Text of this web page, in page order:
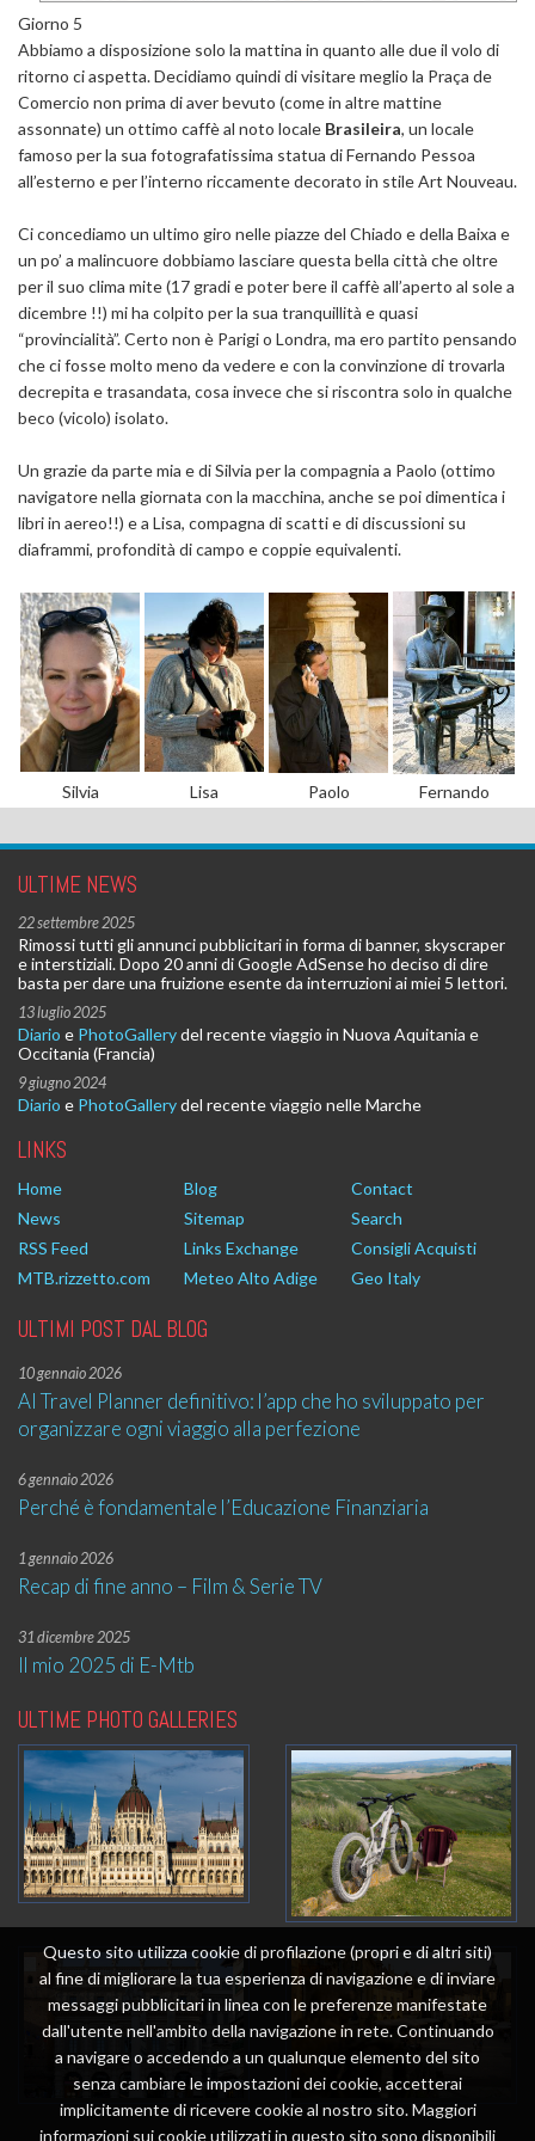
Giorno 5
Abbiamo a disposizione solo la mattina in quanto alle due il volo di
ritorno ci aspetta. Decidiamo quindi di visitare meglio la Praça de
Comercio non prima di aver bevuto (come in altre mattine
assonnate) un ottimo caffè al noto locale Brasileira, un locale
famoso per la sua fotografatissima statua di Fernando Pessoa
all’esterno e per l’interno riccamente decorato in stile Art Nouveau.
Ci concediamo un ultimo giro nelle piazze del Chiado e della Baixa e
un po’ a malincuore dobbiamo lasciare questa bella città che oltre
per il suo clima mite (17 gradi e poter bere il caffè all’aperto al sole a
dicembre !!) mi ha colpito per la sua tranquillità e quasi
“provincialità”. Certo non è Parigi o Londra, ma ero partito pensando
che ci fosse molto meno da vedere e con la convinzione di trovarla
decrepita e trasandata, cosa invece che si riscontra solo in qualche
beco (vicolo) isolato.
Un grazie da parte mia e di Silvia per la compagnia a Paolo (ottimo
navigatore nella giornata con la macchina, anche se poi dimentica i
libri in aereo!!) e a Lisa, compagna di scatti e di discussioni su
diaframmi, profondità di campo e coppie equivalenti.
Silvia Lisa Paolo Fernando
ULTIME NEWS
22 settembre 2025
Rimossi tutti gli annunci pubblicitari in forma di banner, skyscraper
e interstiziali. Dopo 20 anni di Google AdSense ho deciso di dire
basta per dare una fruizione esente da interruzioni ai miei 5 lettori.
13 luglio 2025
Diario e PhotoGallerydel recente viaggio in Nuova Aquitania e
Occitania (Francia)
9 giugno 2024
Diario e PhotoGallerydel recente viaggio nelle Marche
LINKS
Home Blog
Contact
News
Sitemap
Search
RSS Feed
Links Exchange
Consigli Acquisti
MTB.rizzetto.com
Meteo Alto Adige Geo Italy
ULTIMI POST DAL BLOG
10 gennaio 2026
AI Travel Planner definitivo: l’app che ho sviluppato per
organizzare ogni viaggio alla perfezione
6 gennaio 2026
Perché è fondamentale l’Educazione Finanziaria
1 gennaio 2026
Recap di fine anno – Film & Serie TV
31 dicembre 2025
Il mio 2025 di E-Mtb
ULTIME PHOTO GALLERIES
Questo sito utilizza cookie di profilazione (propri e di altri siti)
al fine di migliorare la tua esperienza di navigazione e di inviare
messaggi pubblicitari in linea con le preferenze manifestate
dall'utente nell'ambito della navigazione in rete. Continuando
a navigare o accedendo a un qualunque elemento del sito
senza cambiare le impostazioni dei cookie, accetterai
implicitamente di ricevere cookie al nostro sito. Maggiori
informazioni sui cookie utilizzati in questo sito sono disponibili